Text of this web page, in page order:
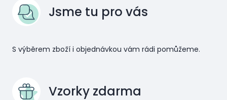
Jsme tu pro vás
S výběrem zboží i objednávkou vám rádi pomůžeme.
Vzorky zdarma